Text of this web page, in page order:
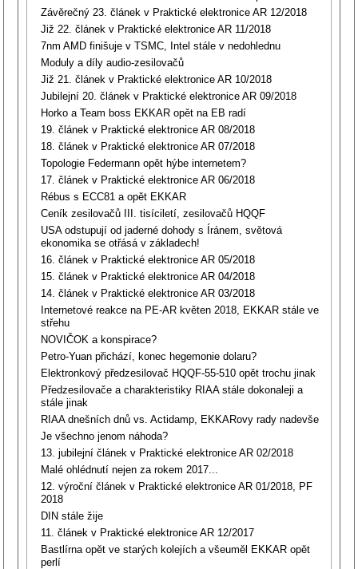
Závěrečný 23. článek v Praktické elektronice AR 12/2018
Již 22. článek v Praktické elektronice AR 11/2018
7nm AMD finišuje v TSMC, Intel stále v nedohlednu
Moduly a díly audio-zesilovačů
Již 21. článek v Praktické elektronice AR 10/2018
Jubilejní 20. článek v Praktické elektronice AR 09/2018
Horko a Team boss EKKAR opět na EB radí
19. článek v Praktické elektronice AR 08/2018
18. článek v Praktické elektronice AR 07/2018
Topologie Federmann opět hýbe internetem?
17. článek v Praktické elektronice AR 06/2018
Rébus s ECC81 a opět EKKAR
Ceník zesilovačů III. tisíciletí, zesilovačů HQQF
USA odstupují od jaderné dohody s Íránem, světová
ekonomika se otřásá v základech!
16. článek v Praktické elektronice AR 05/2018
15. článek v Praktické elektronice AR 04/2018
14. článek v Praktické elektronice AR 03/2018
Internetové reakce na PE-AR květen 2018, EKKAR stále ve
střehu
NOVIČOK a konspirace?
Petro-Yuan přichází, konec hegemonie dolaru?
Elektronkový předzesilovač HQQF-55-510 opět trochu jinak
Předzesilovače a charakteristiky RIAA stále dokonaleji a
stále jinak
RIAA dnešních dnů vs. Actidamp, EKKARovy rady nadevše
Je všechno jenom náhoda?
13. jubilejní článek v Praktické elektronice AR 02/2018
Malé ohlédnutí nejen za rokem 2017...
12. výroční článek v Praktické elektronice AR 01/2018, PF
2018
DIN stále žije
11. článek v Praktické elektronice AR 12/2017
Bastlírna opět ve starých kolejích a všeuměl EKKAR opět
perlí